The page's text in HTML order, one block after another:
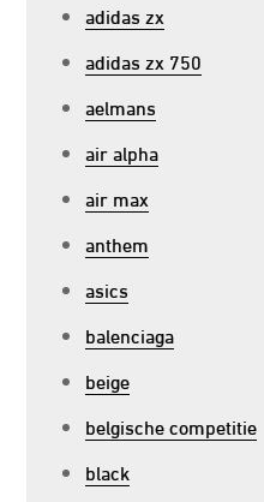
adidas zx
adidas zx 750
aelmans
air alpha
air max
anthem
asics
balenciaga
beige
belgische competitie
black